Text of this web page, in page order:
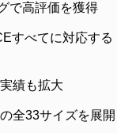
で高評価を獲得
すべてに対応する
績も拡大
全33サイズを展開